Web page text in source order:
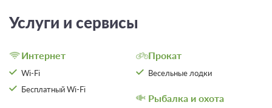
Услуги и сервисы
Интернет
Wi-Fi
Бесплатный Wi-Fi
Прокат
Весельные лодки
Рыбалка и охота